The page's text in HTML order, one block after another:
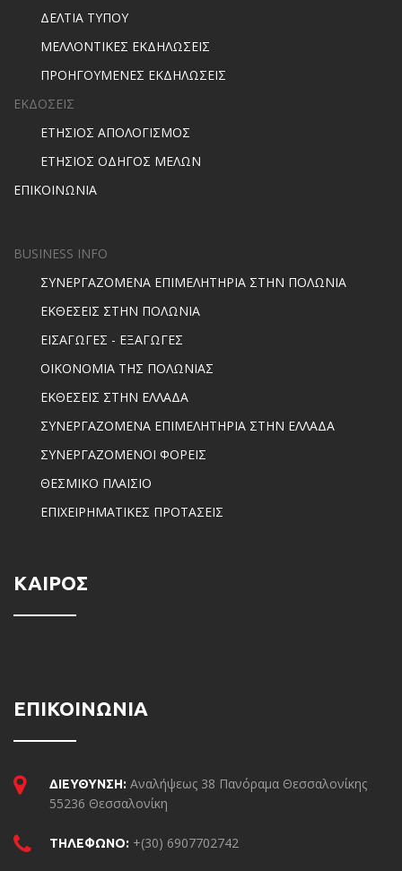
ΔΕΛΤΙΑ ΤΥΠΟΥ
ΜΕΛΛΟΝΤΙΚΕΣ ΕΚΔΗΛΩΣΕΙΣ
ΠΡΟΗΓΟΥΜΕΝΕΣ ΕΚΔΗΛΩΣΕΙΣ
ΕΚΔΟΣΕΙΣ
ΕΤΗΣΙΟΣ ΑΠΟΛΟΓΙΣΜΟΣ
ΕΤΗΣΙΟΣ ΟΔΗΓΟΣ ΜΕΛΩΝ
ΕΠΙΚΟΙΝΩΝΙΑ
BUSINESS INFO
ΣΥΝΕΡΓΑΖΟΜΕΝΑ ΕΠΙΜΕΛΗΤΗΡΙΑ ΣΤΗΝ ΠΟΛΩΝΙΑ
ΕΚΘΕΣΕΙΣ ΣΤΗΝ ΠΟΛΩΝΙΑ
ΕΙΣΑΓΩΓΕΣ - ΕΞΑΓΩΓΕΣ
ΟΙΚΟΝΟΜΙΑ ΤΗΣ ΠΟΛΩΝΙΑΣ
ΕΚΘΕΣΕΙΣ ΣΤΗΝ ΕΛΛΑΔΑ
ΣΥΝΕΡΓΑΖΟΜΕΝΑ ΕΠΙΜΕΛΗΤΗΡΙΑ ΣΤΗΝ ΕΛΛΑΔΑ
ΣΥΝΕΡΓΑΖΟΜΕΝΟΙ ΦΟΡΕΙΣ
ΘΕΣΜΙΚΟ ΠΛΑΙΣΙΟ
ΕΠΙΧΕΙΡΗΜΑΤΙΚΕΣ ΠΡΟΤΑΣΕΙΣ
ΚΑΙΡΟΣ
ΕΠΙΚΟΙΝΩΝΙΑ
ΔΙΕΥΘΥΝΣΗ: Αναλήψεως 38 Πανόραμα Θεσσαλονίκης
55236 Θεσσαλονίκη
ΤΗΛΕΦΩΝΟ: +(30) 6907702742